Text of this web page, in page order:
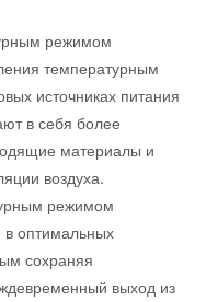
режимом
температурным
источниках питания
в себя более
материалы и
воздуха.
режимом
в оптимальных
сохраняя
выход из